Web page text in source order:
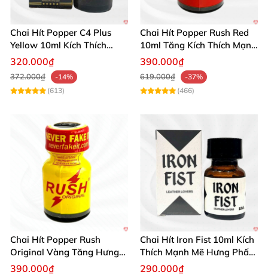
gắn kết và khơi dậy đam mê trong mỗi khoảnh khắc.
Mua hàng ngay để cảm nhận sức mạnh bất ngờ của
sản phẩm! 🚀
Chai Hít Popper C4 Plus
Yellow 10ml Kích Thích
Mạnh Mẽ
320.000₫
372.000₫
-14%
(613)
Chai Hít Popper Rush Red
10ml Tăng Kích Thích Mạnh
Mẽ
390.000₫
619.000₫
-37%
(466)
Chai Hít Popper Rush
Original Vàng Tăng Hưng
Phấn Mạnh 10ml
390.000₫
Chai Hít Iron Fist 10ml Kích
Thích Mạnh Mẽ Hưng Phấn
Tức Thì
290.000₫